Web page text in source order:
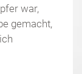
war,
gemacht,